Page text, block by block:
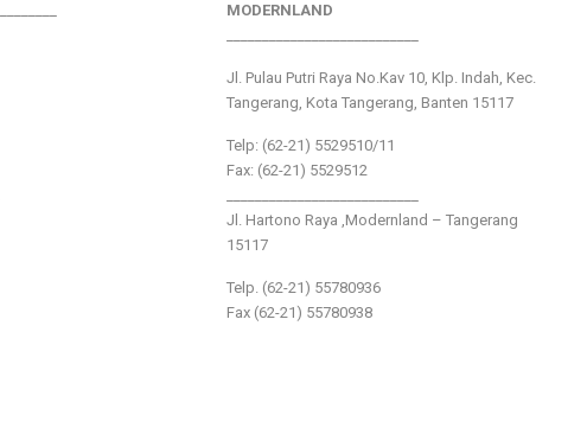
MODERNLAND
Jl. Pulau Putri Raya No.Kav 10, Klp. Indah, Kec.
Tangerang, Kota Tangerang, Banten 15117
Telp: (62-21) 5529510/11
Fax: (62-21) 5529512
Jl. Hartono Raya ,Modernland – Tangerang
15117
Telp. (62-21) 55780936
Fax (62-21) 55780938